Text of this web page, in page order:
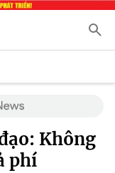
Không
phí